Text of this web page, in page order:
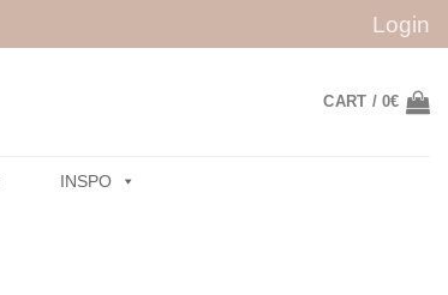
Login
CART /0€
INSPO